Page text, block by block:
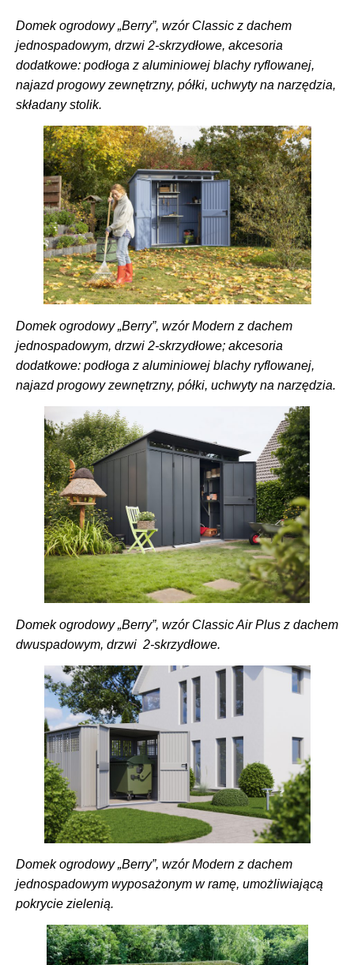
Domek ogrodowy „Berry”, wzór Classic z dachem
jednospadowym, drzwi 2-skrzydłowe, akcesoria
dodatkowe: podłoga z aluminiowej blachy ryflowanej,
najazd progowy zewnętrzny, półki, uchwyty na narzędzia,
składany stolik.
Domek ogrodowy „Berry”, wzór Modern z dachem
jednospadowym, drzwi 2-skrzydłowe; akcesoria
dodatkowe: podłoga z aluminiowej blachy ryflowanej,
najazd progowy zewnętrzny, półki, uchwyty na narzędzia.
Domek ogrodowy „Berry”, wzór Classic Air Plus z dachem
dwuspadowym, drzwi 2-skrzydłowe.
Domek ogrodowy „Berry”, wzór Modern z dachem
jednospadowym wyposażonym w ramę, umożliwiającą
pokrycie zielenią.